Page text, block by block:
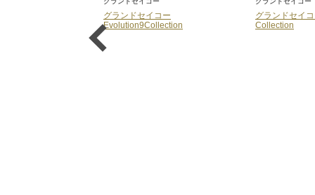
グランドセイコー
Evolution9Collection
グランドセイ
Collection